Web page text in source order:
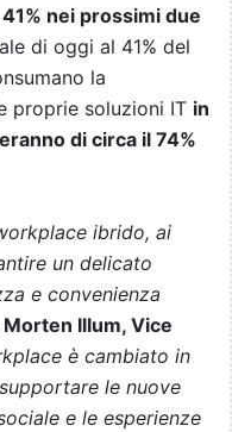
nei prossimi due
di oggi al 41% del
la
proprie soluzioni IT in
di circa il 74%
ibrido, ai
un delicato
e convenienza
Morten Illum, Vice
è cambiato in
le nuove
e le esperienze